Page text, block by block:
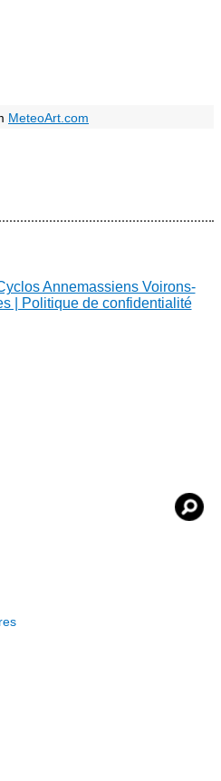
MeteoArt.com
Annemassiens Voirons-
| Politique de confidentialité